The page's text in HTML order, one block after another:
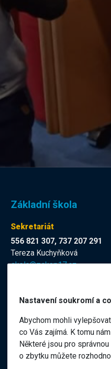
Základní škola
Sekretariát
556 821 307, 737 207 291
Tereza Kuchyňková
skola@zskop17.cz
Název školy
Základní škola a Mateřská
Nastavení soukromí a
Abychom mohli
co Vás zajímá. K tomu
Některé jsou pro
o zbytku můžete